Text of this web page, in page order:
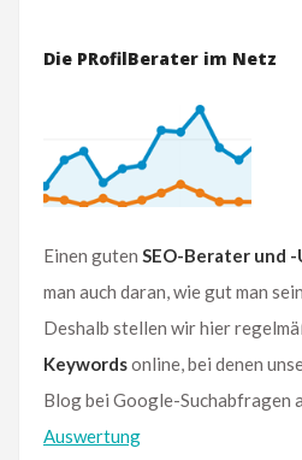
Die PRofilBerater im Netz
Einen guten SEO-Berater und
man auch daran, wie gut man
Deshalb stellen wir hier
Keywordsonline, bei denen
Blog bei Google-Suchabfragen
Auswertung